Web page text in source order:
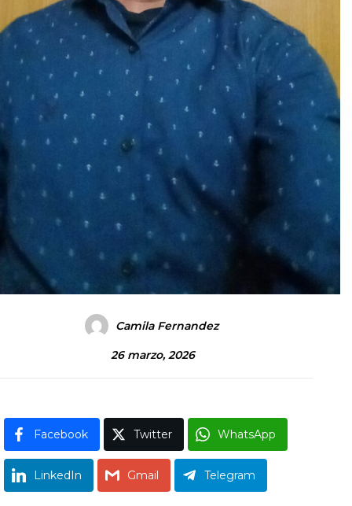
Camila Fernandez
26 marzo, 2026
Facebook Twitter WhatsApp
LinkedIn Gmail Telegram